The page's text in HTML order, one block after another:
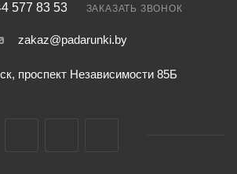
577 83 53 ЗАКАЗАТЬ ЗВОНОК
zakaz@padarunki.by
проспект Независимости 85Б